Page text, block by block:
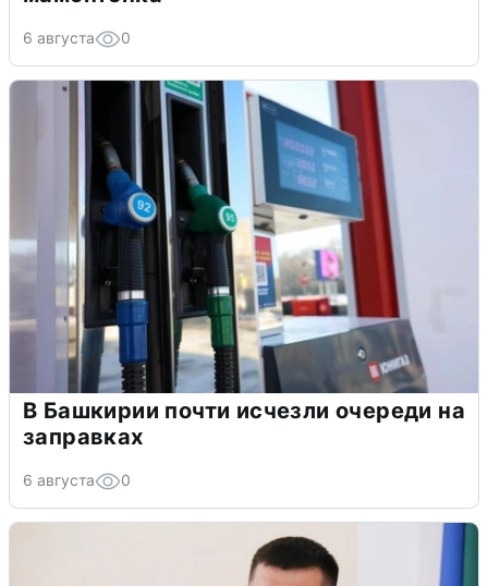
6 августа 0
В Башкирии почти исчезли очереди на
заправках
6 августа 0